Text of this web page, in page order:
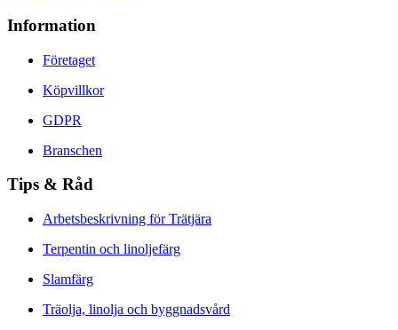
Information
Företaget
Köpvillkor
GDPR
Branschen
Tips & Råd
Arbetsbeskrivning för Trätjära
Terpentin och linoljefärg
Slamfärg
Träolja, linolja och byggnadsvård